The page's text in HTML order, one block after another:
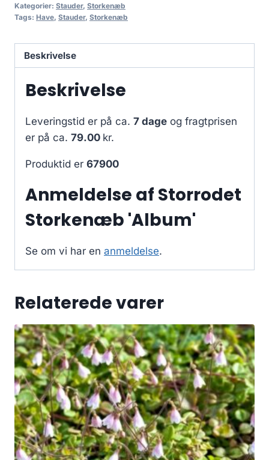
Kategorier: Stauder, Storkenæb
Tags: Have, Stauder, Storkenæb
Beskrivelse
Beskrivelse
Leveringstid er på ca. 7 dage og fragtprisen
er på ca. 79.00 kr.
Produktid er 67900
Anmeldelse af Storrodet
Storkenæb 'Album'
Se om vi har en anmeldelse.
Relaterede varer